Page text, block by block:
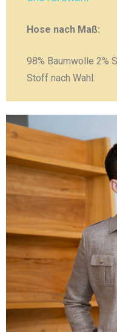
Hose nach Maß:
98% Baumwolle 2%
Stoff nach Wahl.